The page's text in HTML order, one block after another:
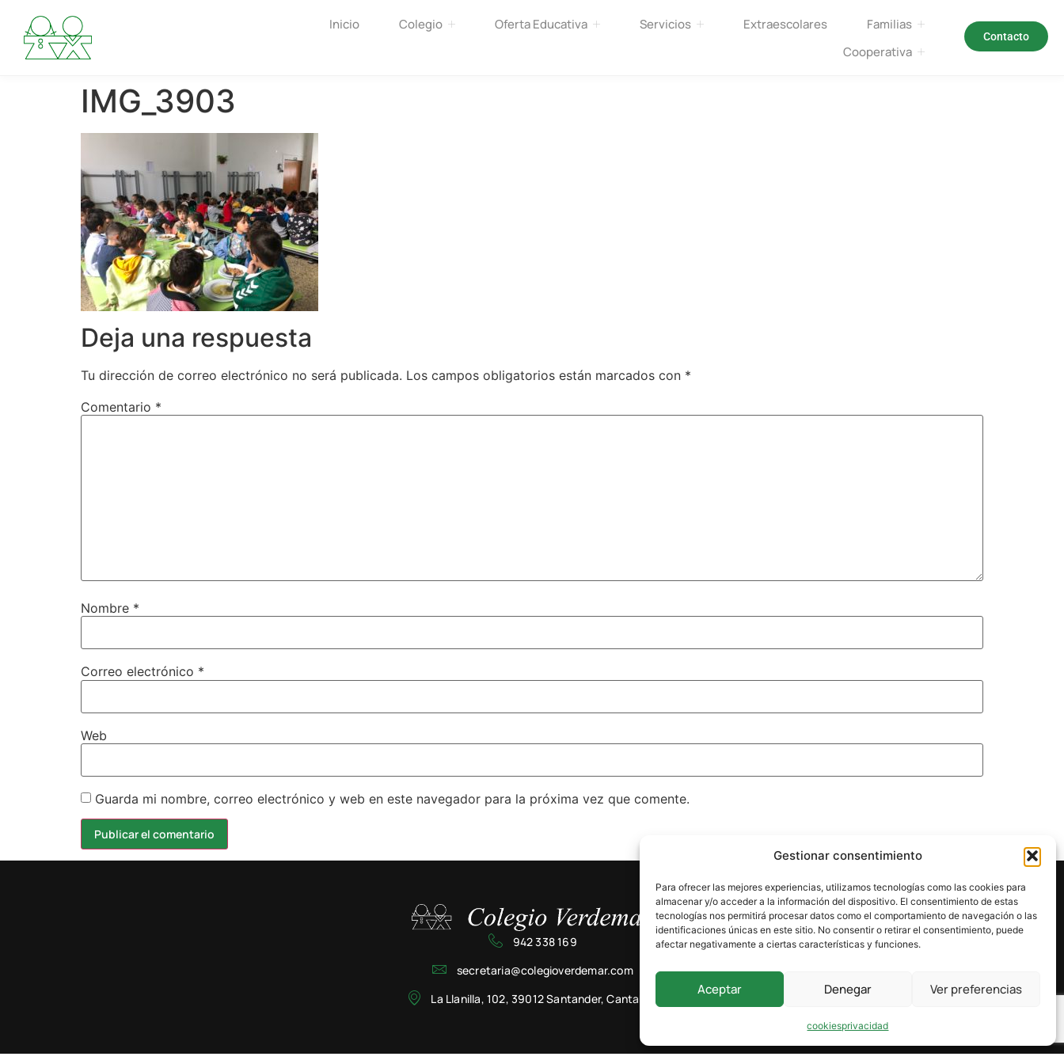
Gestionar consentimiento
Para ofrecer las mejores experiencias, utilizamos tecnologías como las cookies para
almacenar y/o acceder a la información del dispositivo. El consentimiento de estas
tecnologías nos permitirá procesar datos como el comportamiento de navegación o las
identificaciones únicas en este sitio. No consentir o retirar el consentimiento, puede
afectar negativamente a ciertas características y funciones.
Aceptar Denegar Ver preferencias
cookiesprivacidad
Inicio Colegio Oferta Educativa Servicios Extraescolares
Familias
Cooperativa
Contacto
IMG_3903
Deja una respuesta
Tu dirección de correo electrónico no será publicada. Los campos obligatorios están marcados con *
Comentario *
Nombre *
Correo electrónico *
Web
Guarda mi nombre, correo electrónico y web en este navegador para la próxima vez que comente.
942 338 169
secretaria@colegioverdemar.com
La Llanilla, 102, 39012 Santander, Cantabria